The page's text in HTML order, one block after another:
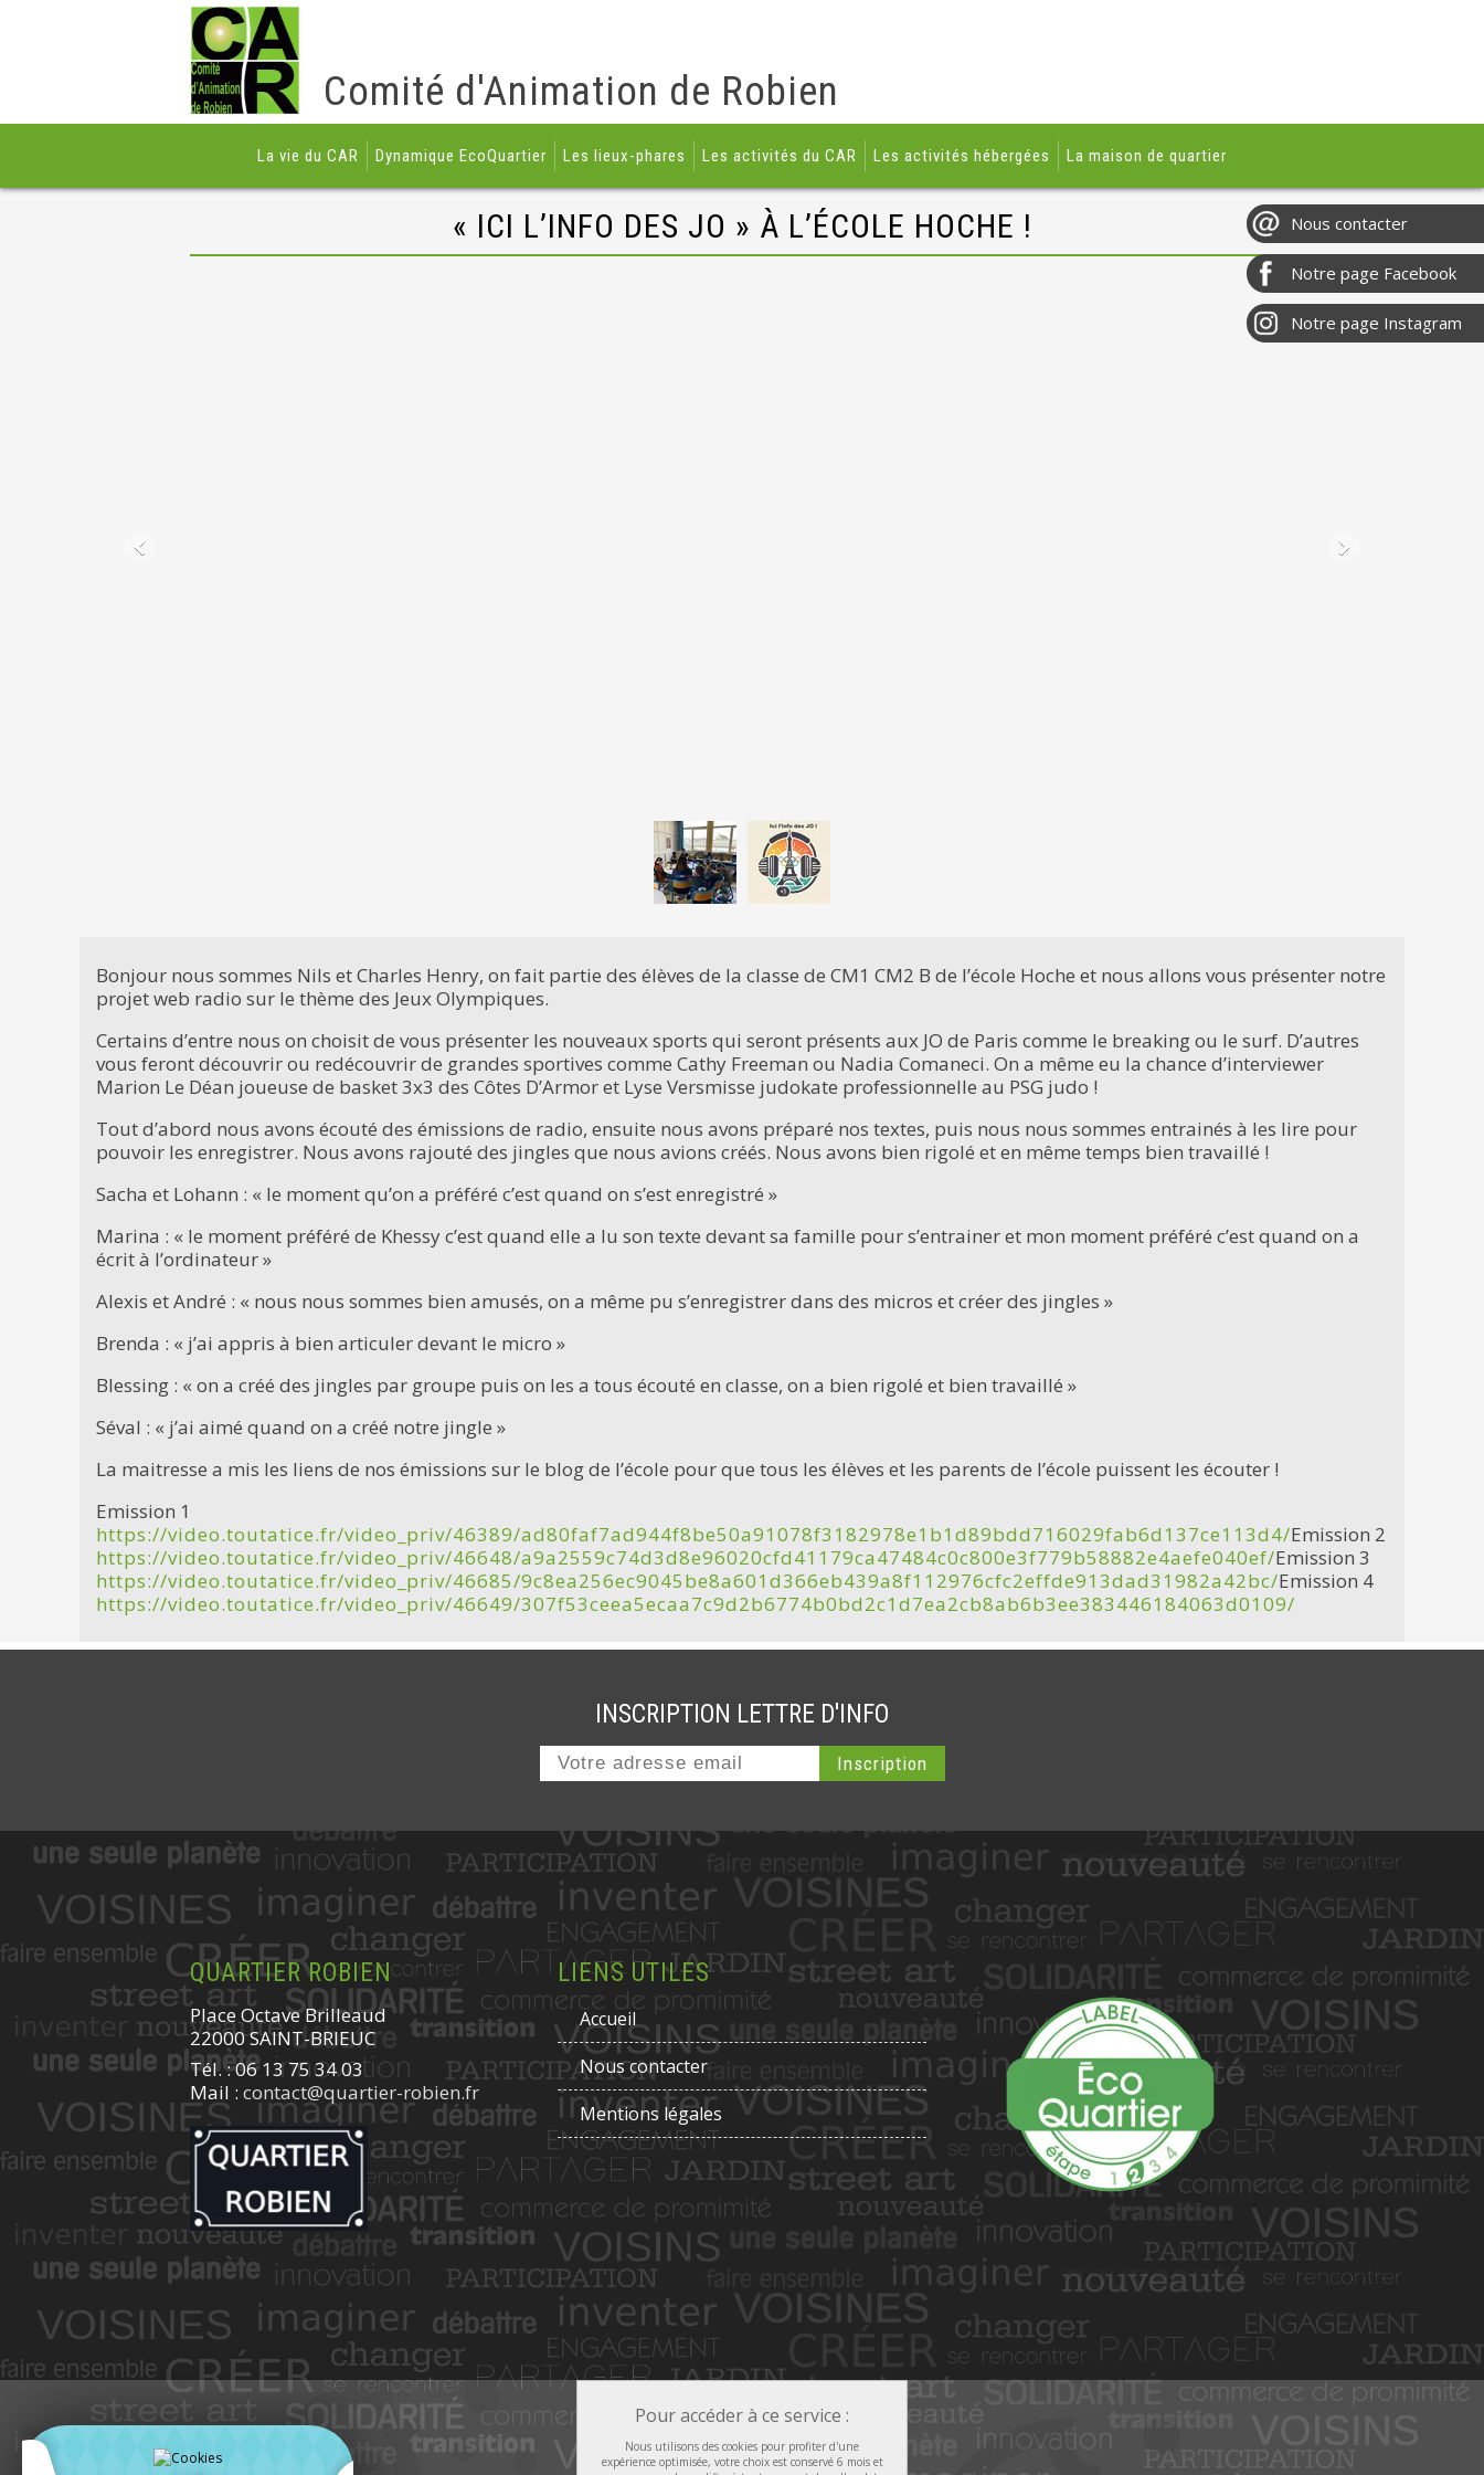
Comité d'Animation de Robien
La vie du CAR Dynamique EcoQuartier Les lieux-phares Les activités du CAR Les activités hébergées La maison de quartier
« ICI L’INFO DES JO » À L’ÉCOLE HOCHE !
Bonjour nous sommes Nils et Charles Henry, on fait partie des élèves de la classe de CM1 CM2 B de l’école Hoche et nous allons vous présenter notre
projet web radio sur le thème des Jeux Olympiques.
Certains d’entre nous on choisit de vous présenter les nouveaux sports qui seront présents aux JO de Paris comme le breaking ou le surf. D’autres
vous feront découvrir ou redécouvrir de grandes sportives comme Cathy Freeman ou Nadia Comaneci. On a même eu la chance d’interviewer
Marion Le Déan joueuse de basket 3x3 des Côtes D’Armor et Lyse Versmisse judokate professionnelle au PSG judo !
Tout d’abord nous avons écouté des émissions de radio, ensuite nous avons préparé nos textes, puis nous nous sommes entrainés à les lire pour
pouvoir les enregistrer. Nous avons rajouté des jingles que nous avions créés. Nous avons bien rigolé et en même temps bien travaillé !
Sacha et Lohann : « le moment qu’on a préféré c’est quand on s’est enregistré »
Marina : « le moment préféré de Khessy c’est quand elle a lu son texte devant sa famille pour s’entrainer et mon moment préféré c’est quand on a
écrit à l’ordinateur »
Alexis et André : « nous nous sommes bien amusés, on a même pu s’enregistrer dans des micros et créer des jingles »
Brenda : « j’ai appris à bien articuler devant le micro »
Blessing : « on a créé des jingles par groupe puis on les a tous écouté en classe, on a bien rigolé et bien travaillé »
Séval : « j’ai aimé quand on a créé notre jingle »
La maitresse a mis les liens de nos émissions sur le blog de l’école pour que tous les élèves et les parents de l’école puissent les écouter !
Emission 1
https://video.toutatice.fr/video_priv/46389/ad80faf7ad944f8be50a91078f3182978e1b1d89bdd716029fab6d137ce113d4/Emission 2
https://video.toutatice.fr/video_priv/46648/a9a2559c74d3d8e96020cfd41179ca47484c0c800e3f779b58882e4aefe040ef/Emission 3
https://video.toutatice.fr/video_priv/46685/9c8ea256ec9045be8a601d366eb439a8f112976cfc2effde913dad31982a42bc/Emission 4
https://video.toutatice.fr/video_priv/46649/307f53ceea5ecaa7c9d2b6774b0bd2c1d7ea2cb8ab6b3ee383446184063d0109/
INSCRIPTION LETTRE D'INFO
QUARTIER ROBIEN
Place Octave Brilleaud
22000 SAINT-BRIEUC
Tél. : 06 13 75 34 03
Mail : contact@quartier-robien.fr
LIENS UTILES
Accueil
Nous contacter
Mentions légales
Pour accéder à ce service :
Nous utilisons des cookies pour profiter d'une
expérience optimisée, votre choix est conservé 6 mois et